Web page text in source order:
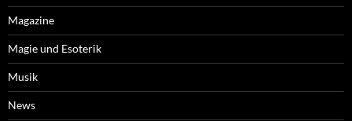
Magazine
Magie und Esoterik
Musik
News